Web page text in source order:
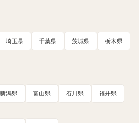
埼玉県 千葉県 茨城県 栃木県
新潟県 富山県 石川県 福井県